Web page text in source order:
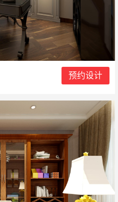
预约设计